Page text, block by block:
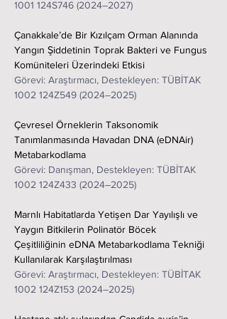
1001 124S746 (2024–2027)
Çanakkale’de Bir Kızılçam Orman Alanında
Yangın Şiddetinin Toprak Bakteri ve Fungus
Komüniteleri Üzerindeki Etkisi
Görevi: Araştırmacı, Destekleyen: TÜBİTAK
1002 124Z549 (2024–2025)
Çevresel Örneklerin Taksonomik
Tanımlanmasında Havadan DNA (eDNAir)
Metabarkodlama
Görevi: Danışman, Destekleyen: TÜBİTAK
1002 124Z433 (2024–2025)
Marnlı Habitatlarda Yetişen Dar Yayılışlı ve
Yaygın Bitkilerin Polinatör Böcek
Çeşitliliğinin eDNA Metabarkodlama Tekniği
Kullanılarak Karşılaştırılması
Görevi: Araştırmacı, Destekleyen: TÜBİTAK
1002 124Z153 (2024–2025)